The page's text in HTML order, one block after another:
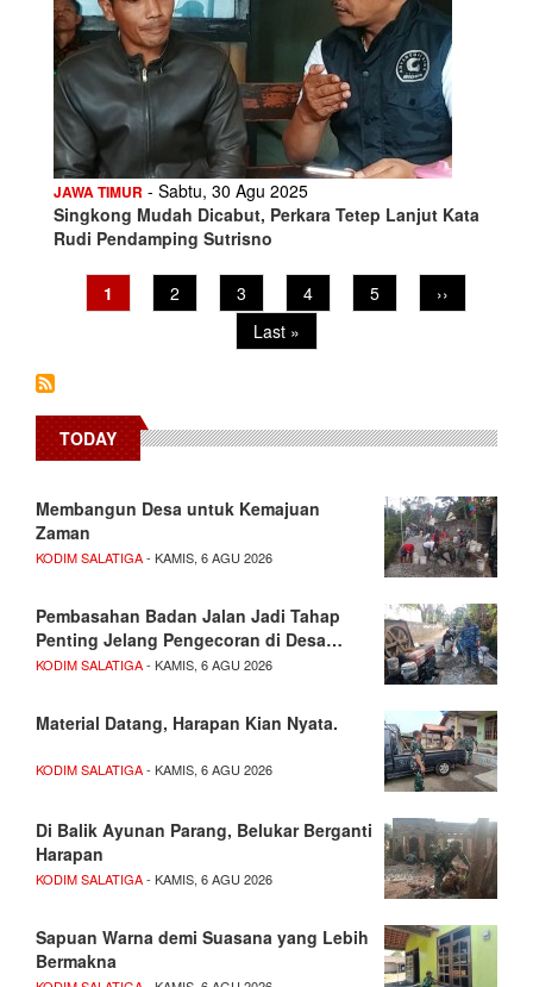
JAWA TIMUR - Sabtu, 30 Agu 2025
Singkong Mudah Dicabut, Perkara Tetep Lanjut Kata
Rudi Pendamping Sutrisno
PaginationCurrent
page
1 Page
2 Page
3 Page
4 Page
5
Next
page
››
Last
page
Last »
TODAY
Membangun Desa untuk Kemajuan
Zaman
KODIM SALATIGA- KAMIS, 6 AGU 2026
Pembasahan Badan Jalan Jadi Tahap
Penting Jelang Pengecoran di Desa…
KODIM SALATIGA- KAMIS, 6 AGU 2026
Material Datang, Harapan Kian Nyata.
KODIM SALATIGA- KAMIS, 6 AGU 2026
Di Balik Ayunan Parang, Belukar Berganti
Harapan
KODIM SALATIGA- KAMIS, 6 AGU 2026
Sapuan Warna demi Suasana yang Lebih
Bermakna